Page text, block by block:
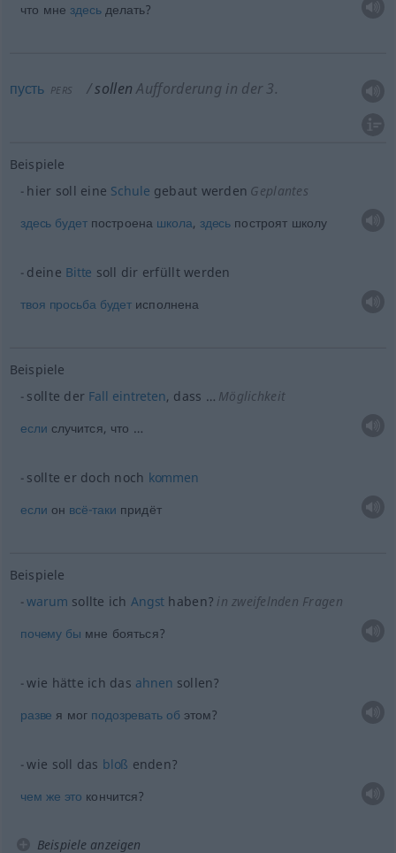
что мне здесьделать?
пусть PERS sollen Aufforderung in der 3.
Beispiele
hier soll eine Schule gebaut werden Geplantes
здесь будетпостроена школа, здесь построят школу
deine Bitte soll dir erfüllt werden
твоя просьба будет исполнена
Beispiele
sollte der Fall eintreten, dass … Möglichkeit
если случится, что …
sollte er doch noch kommen
если он всё-таки придёт
Beispiele
warum sollte ich Angst haben? in zweifelnden Fragen
почему бы мне бояться?
wie hätte ich das ahnen sollen?
разве я мог подозревать об этом?
wie soll das bloß enden?
чем же это кончится?
Beispiele anzeigen